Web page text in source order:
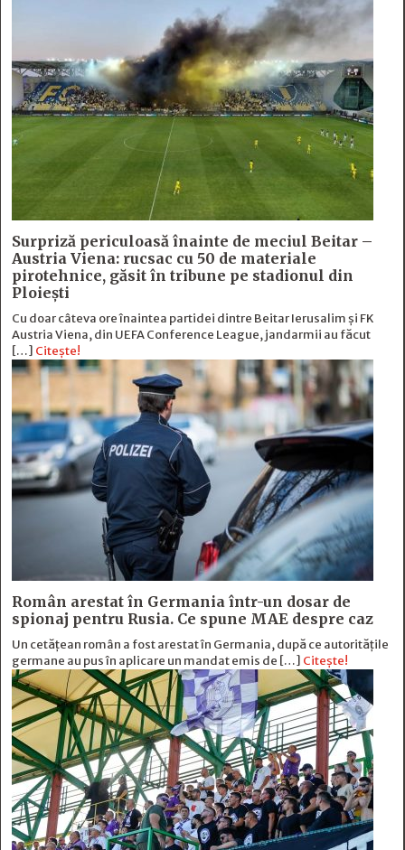
Surpriză periculoasă înainte de meciul Beitar –
Austria Viena: rucsac cu 50 de materiale
pirotehnice, găsit în tribune pe stadionul din
Ploiești
Cu doar câteva ore înaintea partidei dintre Beitar Ierusalim și FK
Austria Viena, din UEFA Conference League, jandarmii au făcut
[…] Citește!
Român arestat în Germania într-un dosar de
spionaj pentru Rusia. Ce spune MAE despre caz
Un cetățean român a fost arestat în Germania, după ce autoritățile
germane au pus în aplicare un mandat emis de […] Citește!